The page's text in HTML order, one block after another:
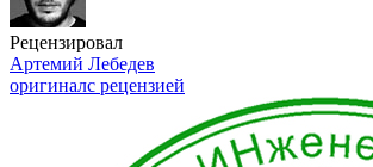
Рецензировал
Артемий Лебедев
оригиналс рецензией